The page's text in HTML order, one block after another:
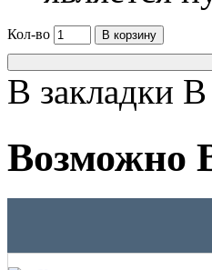
Кол-во
В корзину
В закладки В
Возможно